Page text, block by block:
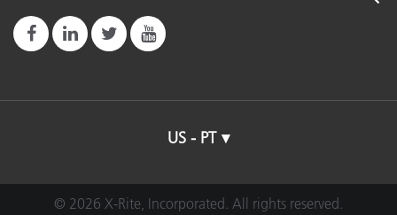
US - PT
© 2026 X-Rite, Incorporated. All rights reserved.